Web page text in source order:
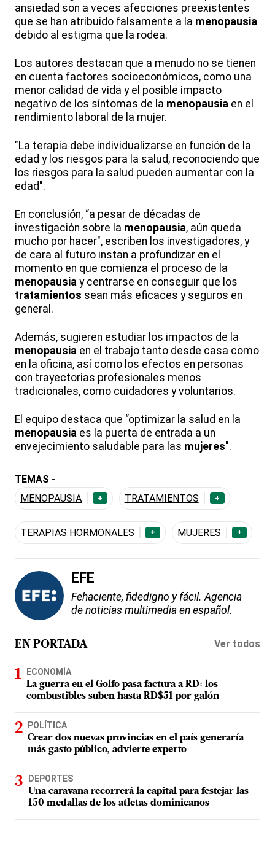
ansiedad son a veces afecciones preexistentes
que se han atribuido falsamente a la menopausia
debido al estigma que la rodea.
Los autores destacan que a menudo no se tienen
en cuenta factores socioeconómicos, como una
menor calidad de vida y el posible impacto
negativo de los síntomas de la menopausia en el
rendimiento laboral de la mujer.
"La terapia debe individualizarse en función de la
edad y los riesgos para la salud, reconociendo que
los riesgos para la salud pueden aumentar con la
edad".
En conclusión, “a pesar de décadas de
investigación sobre la menopausia, aún queda
mucho por hacer", escriben los investigadores, y
de cara al futuro instan a profundizar en el
momento en que comienza el proceso de la
menopausia y centrarse en conseguir que los
tratamientos sean más eficaces y seguros en
general.
Además, sugieren estudiar los impactos de la
menopausia en el trabajo tanto desde casa como
en la oficina, así como los efectos en personas
con trayectorias profesionales menos
tradicionales, como cuidadores y voluntarios.
El equipo destaca que “optimizar la salud en la
menopausia es la puerta de entrada a un
envejecimiento saludable para las mujeres".
TEMAS -
MENOPAUSIA
+ TRATAMIENTOS +
TERAPIAS HORMONALES + MUJERES +
EFE
Fehaciente, fidedigno y fácil. Agencia
de noticias multimedia en español.
EN PORTADA Ver todos
ECONOMÍA
La guerra en el Golfo pasa factura a RD: los
combustibles suben hasta RD$51 por galón
POLÍTICA
Crear dos nuevas provincias en el país generaría
más gasto público, advierte experto
DEPORTES
Una caravana recorrerá la capital para festejar las
150 medallas de los atletas dominicanos